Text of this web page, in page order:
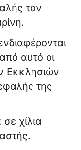
τον
αυτό οι
Εκκλησιών
της
χίλια